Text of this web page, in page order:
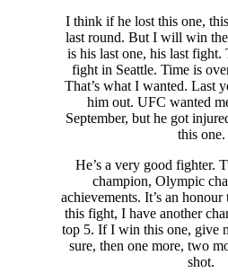
I think if he lost this one,
last round. But I will win
is his last one, his last
fight in Seattle. Time is
That’s what I wanted. Last
him out. UFC wanted
September, but he got
this one.
He’s a very good fighter.
champion, Olympic
achievements. It’s an
this fight, I have another
top 5. If I win this one, give
sure, then one more, two
shot.